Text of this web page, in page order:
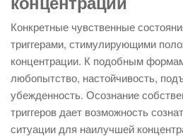
Конкретные чувственные
триггерами, стимулирующими
концентрации. К подобным
любопытство, настойчивость,
убежденность. Осознание
триггеров дает возможность
ситуации для наилучшей